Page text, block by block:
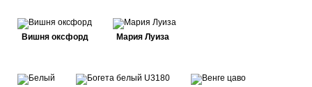
Вишня оксфорд Мария Луиза